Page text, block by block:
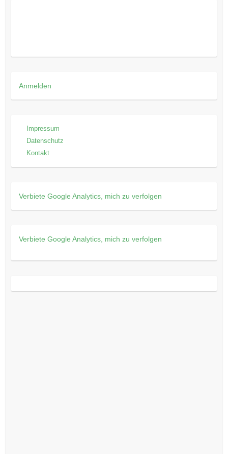
Anmelden
Impressum
Datenschutz
Kontakt
Verbiete Google Analytics, mich zu verfolgen
Verbiete Google Analytics, mich zu verfolgen